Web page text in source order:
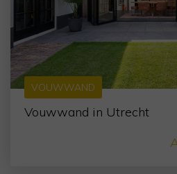
VOUWWAND
Vouwwand in Utrecht